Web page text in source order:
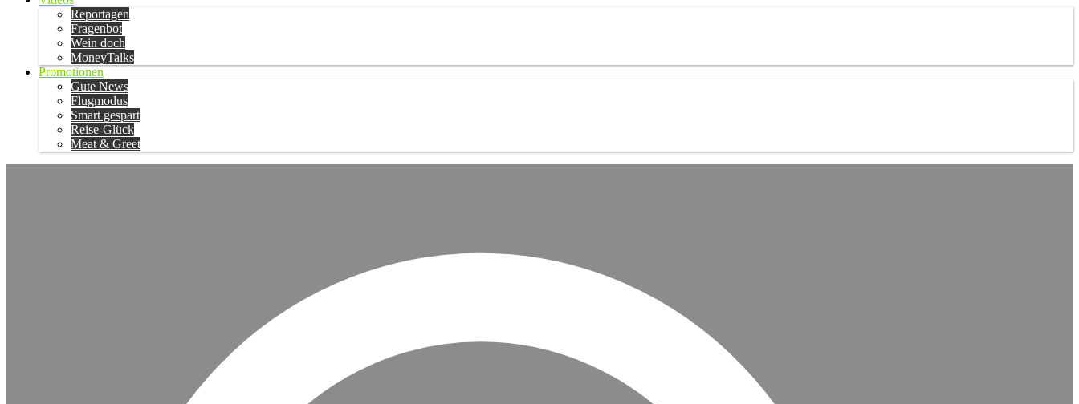
Reportagen
Fragenbot
Wein doch
MoneyTalks
Promotionen
Gute News
Flugmodus
Smart gespart
Reise-Glück
Meat & Greet